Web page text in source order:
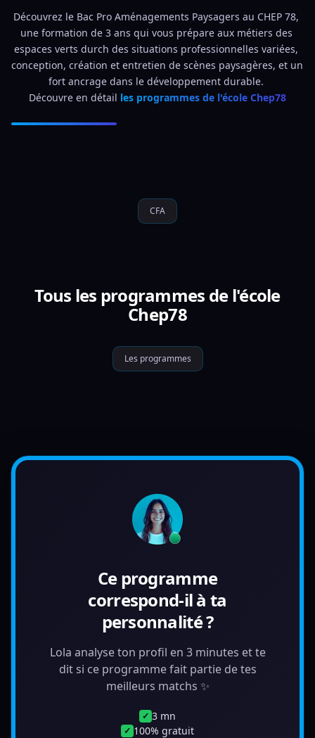
Découvrez le Bac Pro Aménagements Paysagers au CHEP 78,
une formation de 3 ans qui vous prépare aux métiers des
espaces verts durch des situations professionnelles variées,
conception, création et entretien de scènes paysagères, et un
fort ancrage dans le développement durable.
Découvre en détail les programmes de l'école Chep78
CFA
Tous les programmes de l'école
Chep78
Les programmes
Ce programme
correspond-il à ta
personnalité ?
Lola analyse ton profil en 3 minutes et te
dit si ce programme fait partie de tes
meilleurs matchs ✨
✓ 3 mn
✓ 100% gratuit